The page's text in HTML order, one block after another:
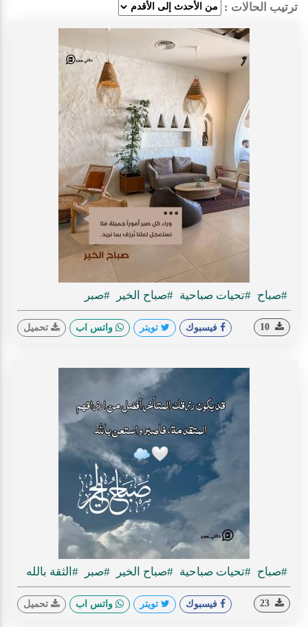
ترتيب الحالات :
#صباح #تحيات صباحية #صباح الخير #صبر
فيسبوك تويتر واتس اب تحميل
#صباح #تحيات صباحية #صباح الخير #صبر #الثقة بالله
فيسبوك تويتر واتس اب تحميل